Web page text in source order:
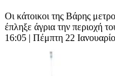
Οι κάτοικοι της Βάρης
έπληξε άγρια την περιοχή
16:05 | Πέμπτη 22